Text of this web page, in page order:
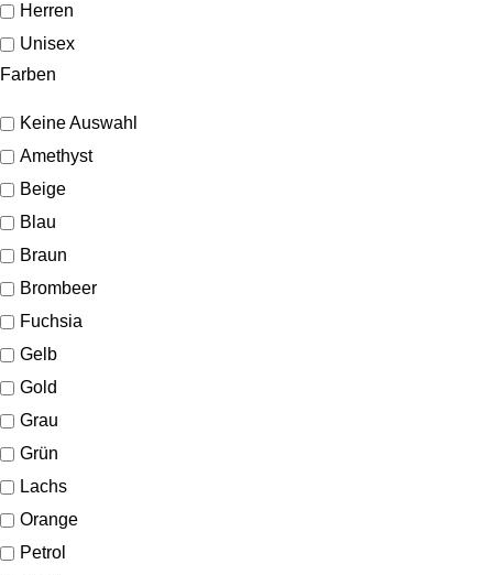
Herren
Unisex
Farben
Keine Auswahl
Amethyst
Beige
Blau
Braun
Brombeer
Fuchsia
Gelb
Gold
Grau
Grün
Lachs
Orange
Petrol